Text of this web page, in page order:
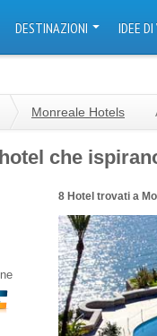
DESTINAZIONI IDEE
Monreale Hotels
che
8 Hotel trovati a